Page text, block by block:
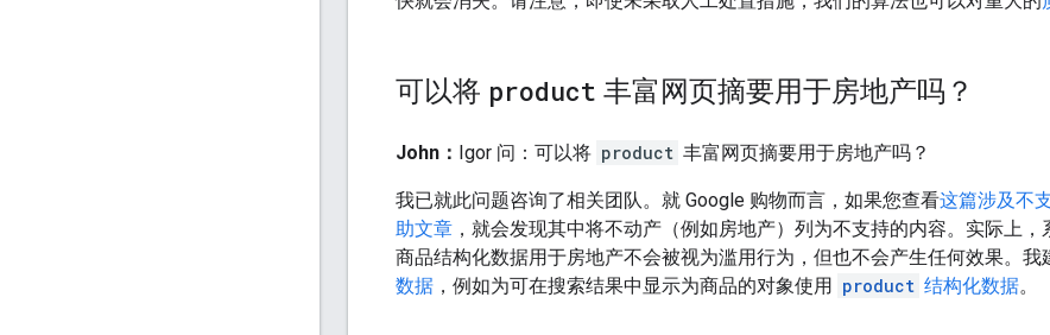
可以将 product 丰富网页摘要用于房地产吗？
John： Igor 问：可以将 product 丰富网页摘要用于房地产吗？
我已就此问题咨询了相关团队。就 Google 购物而言，如果您查看这篇涉及不
助文章 ，就会发现其中将不动产（例如房地产）列为不支持的内容。实际上
商品结构化数据用于房地产不会被视为滥用行为，但也不会产生任何效果。我
数据 ，例如为可在搜索结果中显示为商品的对象使用 product 结构化数据。